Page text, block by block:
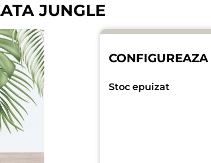
JUNGLE
CONFIGUREAZA
Stoc epuizat